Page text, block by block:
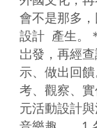
會不是那多
設計  產生。
岀發，再經
示、做出回
考、觀察、
元活動設計